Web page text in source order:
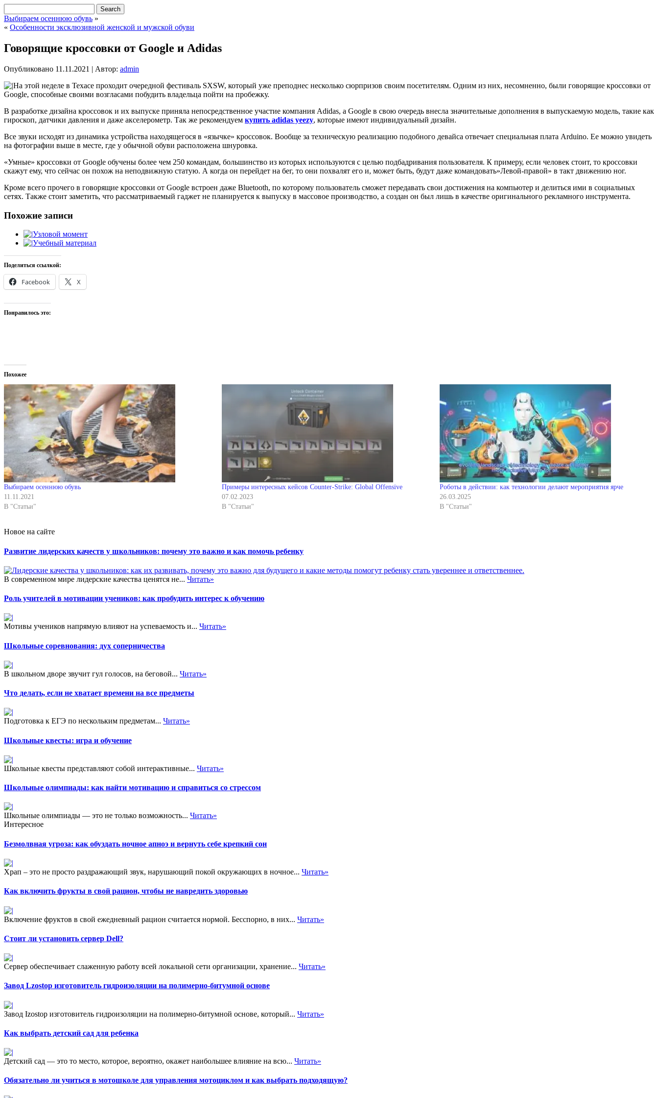
Выбираем осеннюю обувь »
« Особенности эксклюзивной женской и мужской обуви
Говорящие кроссовки от Google и Adidas
Опубликовано 11.11.2021 | Автор: admin
На этой неделе в Техасе проходит очередной фестиваль SXSW, который уже преподнес несколько сюрпризов своим посетителям. Одним из них, несомненно, были говорящие кроссовки от
Google, способные своими возгласами побудить владельца пойти на пробежку.
В разработке дизайна кроссовок и их выпуске приняла непосредственное участие компания Adidas, а Google в свою очередь внесла значительные дополнения в выпускаемую модель, такие как
гироскоп, датчики давления и даже акселерометр. Так же рекомендуем купить adidas yeezy, которые имеют индивидуальный дизайн.
Все звуки исходят из динамика устройства находящегося в «язычке» кроссовок. Вообще за техническую реализацию подобного девайса отвечает специальная плата Arduino. Ее можно увидеть
на фотографии выше в месте, где у обычной обуви расположена шнуровка.
«Умные» кроссовки от Google обучены более чем 250 командам, большинство из которых используются с целью подбадривания пользователя. К примеру, если человек стоит, то кроссовки
скажут ему, что сейчас он похож на неподвижную статую. А когда он перейдет на бег, то они похвалят его и, может быть, будут даже командовать»Левой-правой» в такт движению ног.
Кроме всего прочего в говорящие кроссовки от Google встроен даже Bluetooth, по которому пользователь сможет передавать свои достижения на компьютер и делиться ими в социальных
сетях. Также стоит заметить, что рассматриваемый гаджет не планируется к выпуску в массовое производство, а создан он был лишь в качестве оригинального рекламного инструмента.
Похожие записи
Узловой момент
Учебный материал
Поделиться ссылкой:
Facebook X
Понравилось это:
Похожее
Выбираем осеннюю обувь
11.11.2021
В "Статьи"
Примеры интересных кейсов Counter-Strike: Global Offensive
07.02.2023
В "Статьи"
Роботы в действии: как технологии делают мероприятия ярче
26.03.2025
В "Статьи"
Новое на сайте
Развитие лидерских качеств у школьников: почему это важно и как помочь ребенку
В современном мире лидерские качества ценятся не... Читать»
Роль учителей в мотивации учеников: как пробудить интерес к обучению
Мотивы учеников напрямую влияют на успеваемость и... Читать»
Школьные соревнования: дух соперничества
В школьном дворе звучит гул голосов, на беговой... Читать»
Что делать, если не хватает времени на все предметы
Подготовка к ЕГЭ по нескольким предметам... Читать»
Школьные квесты: игра и обучение
Школьные квесты представляют собой интерактивные... Читать»
Школьные олимпиады: как найти мотивацию и справиться со стрессом
Школьные олимпиады — это не только возможность... Читать»
Интересное
Безмолвная угроза: как обуздать ночное апноэ и вернуть себе крепкий сон
Храп – это не просто раздражающий звук, нарушающий покой окружающих в ночное... Читать»
Как включить фрукты в свой рацион, чтобы не навредить здоровью
Включение фруктов в свой ежедневный рацион считается нормой. Бесспорно, в них... Читать»
Стоит ли установить сервер Dell?
Сервер обеспечивает слаженную работу всей локальной сети организации, хранение... Читать»
Завод Lzostop изготовитель гидроизоляции на полимерно-битумной основе
Завод Izostop изготовитель гидроизоляции на полимерно-битумной основе, который... Читать»
Как выбрать детский сад для ребенка
Детский сад — это то место, которое, вероятно, окажет наибольшее влияние на всю... Читать»
Обязательно ли учиться в мотошколе для управления мотоциклом и как выбрать подходящую?